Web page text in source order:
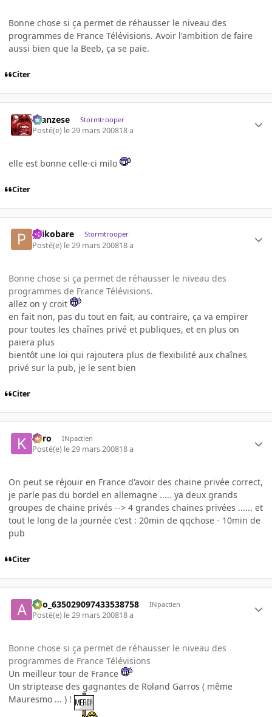
Bonne chose si ça permet de réhausser le niveau des
programmes de France Télévisions. Avoir l'ambition de faire
aussi bien que la Beeb, ça se paie.
Citer
ilcanzese Stormtrooper
Posté(e) le 29 mars 200818 a
elle est bonne celle-ci milo
Citer
psikobare Stormtrooper
Posté(e) le 29 mars 200818 a
Bonne chose si ça permet de réhausser le niveau des
programmes de France Télévisions.
allez on y croit
en fait non, pas du tout en fait, au contraire, ça va empirer
pour toutes les chaînes privé et publiques, et en plus on
paiera plus
bientôt une loi qui rajoutera plus de flexibilité aux chaînes
privé sur la pub, je le sent bien
Citer
kyro INpactien
Posté(e) le 29 mars 200818 a
On peut se réjouir en France d'avoir des chaine privée correct,
je parle pas du bordel en allemagne ..... ya deux grands
groupes de chaine privés --> 4 grandes chaines privées ...... et
tout le long de la journée c'est : 20min de qqchose - 10min de
pub
Citer
ano_635029097433538758 INpactien
Posté(e) le 29 mars 200818 a
Bonne chose si ça permet de réhausser le niveau des
programmes de France Télévisions
Un meilleur tour de France
Un striptease des gagnantes de Roland Garros ( même
Mauresmo ... ) !